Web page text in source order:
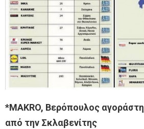
*ΜΑKRO, Βερόπουλος
από την Σκλαβενίτης